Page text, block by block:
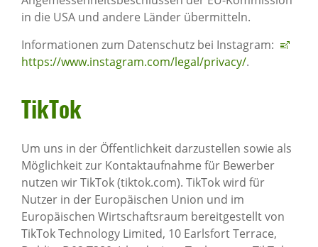
in die USA und andere Länder übermitteln.
Informationen zum Datenschutz bei Instagram:
https://www.instagram.com/­legal/privacy/.
TikTok
Um uns in der Öffentlichkeit darzustellen sowie als
Möglichkeit zur Kontaktaufnahme für Bewerber
nutzen wir TikTok (tiktok.com). TikTok wird für
Nutzer in der Europäischen Union und im
Europäischen Wirtschaftsraum bereitgestellt von
TikTok Technology Limited, 10 Earlsfort Terrace,